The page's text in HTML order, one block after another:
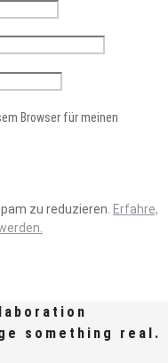
Browser für meinen
zu reduzieren. Erfahre,
something real.